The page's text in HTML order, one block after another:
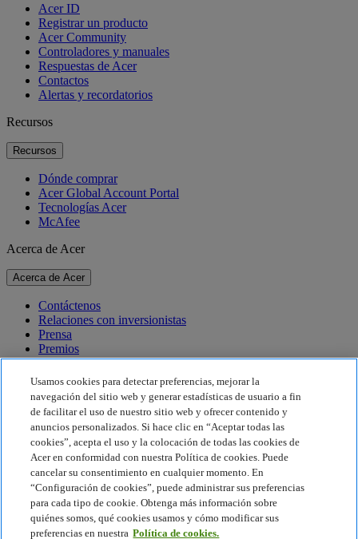
Acer ID
Registrar un producto
Acer Community
Controladores y manuales
Respuestas de Acer
Contactos
Alertas y recordatorios
Recursos
Recursos
Dónde comprar
Acer Global Account Portal
Tecnologías Acer
McAfee
Acerca de Acer
Acerca de Acer
Contáctenos
Relaciones con inversionistas
Prensa
Premios
Eventos
Sostenibilidad
Sostenibilidad
Responsabilidad social corporativa
Huella de carbono del producto
Proyecto Humanity
Earthion
Política de privacidad
Política de cookies
Usamos cookies para detectar preferencias, mejorar la
navegación del sitio web y generar estadísticas de usuario a fin
de facilitar el uso de nuestro sitio web y ofrecer contenido y
anuncios personalizados. Si hace clic en “Aceptar todas las
cookies”, acepta el uso y la colocación de todas las cookies de
Acer en conformidad con nuestra Política de cookies. Puede
cancelar su consentimiento en cualquier momento. En
“Configuración de cookies”, puede administrar sus preferencias
para cada tipo de cookie. Obtenga más información sobre
quiénes somos, qué cookies usamos y cómo modificar sus
preferencias en nuestra Política de cookies.